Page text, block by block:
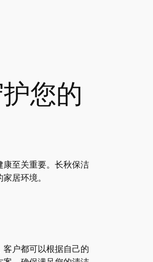
您的
至关重要。长秋保洁
居环境。
户都可以根据自己的